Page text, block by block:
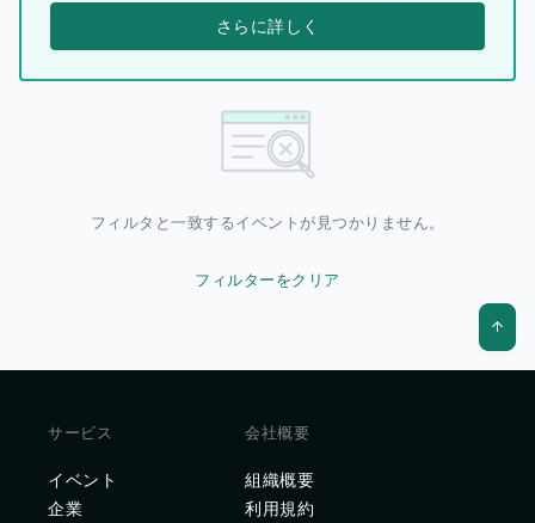
さらに詳しく
フィルタと一致するイベントが見つかりません。
フィルターをクリア
サービス
イベント
企業
会社概要
組織概要
利用規約